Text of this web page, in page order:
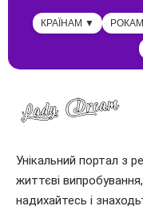
КРАЇНАМ ▼
Унікальний портал з
життєві
надихайтесь і